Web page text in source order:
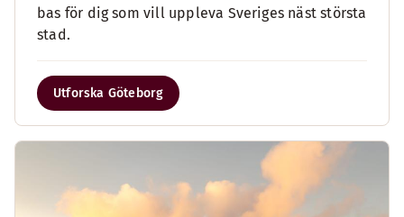
bas för dig som vill uppleva Sveriges näst största
stad.
Utforska Göteborg